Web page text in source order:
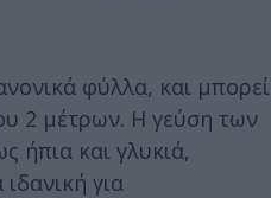
φύλλα, και μπορεί
2 μέτρων. Η γεύση των
ήπια και γλυκιά,
για